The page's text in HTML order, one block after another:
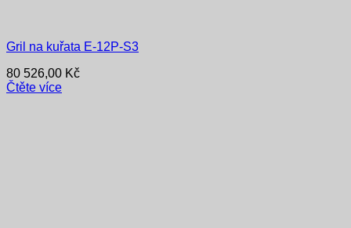
Gril na kuřata E-12P-S3
80 526,00 Kč
Čtěte více